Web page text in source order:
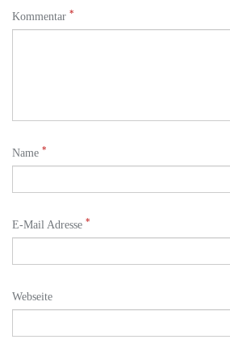
Kommentar *
Name *
E-Mail Adresse *
Webseite